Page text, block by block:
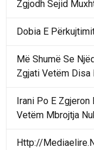
Zgjodh Sejid
Dobia E
Më Shumë Se
Zgjati Vetëm Disa
Irani Po E Zgjeron
Vetëm Mbrojtja
Http://